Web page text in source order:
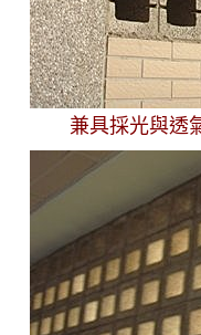
兼具採光與透